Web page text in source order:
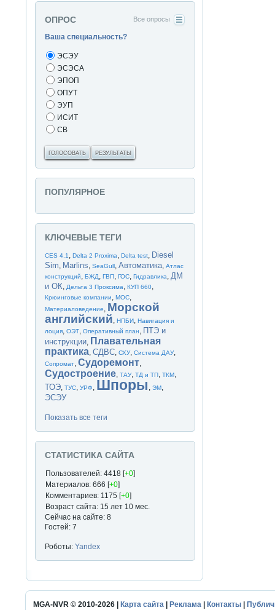
ОПРОС Все опросы
Ваша специальность?
ЭСЭУ
ЭСЭСА
ЭПОП
ОПУТ
ЭУП
ИСИТ
СВ
ГОЛОСОВАТЬ РЕЗУЛЬТАТЫ
ПОПУЛЯРНОЕ
КЛЮЧЕВЫЕ ТЕГИ
CES 4.1,Delta 2 Proxima,Delta test, Diesel
Sim, Marlins,SeaGull,Автоматика,Атлас
конструкций,БЖД,ГВП,ГОС,Гидравлика,ДМ
и ОК,Дельта 3 Проксима,КУП 660,
Крюинговые компании,МОС,
Материаловедение, Морской
английский,НПБИ,Навигация и
лоция,ОЭТ,Оперативный план, ПТЭ и
инструкции, Плавательная
практика,СДВС,СХУ,Система ДАУ,
Сопромат,Судоремонт,
Судостроение,ТАУ,ТД и ТП,ТКМ,
ТОЭ,ТУС,УРФ, Шпоры ,ЭМ,
ЭСЭУ
Показать все теги
СТАТИСТИКА САЙТА
Пользователей: 4418 [+0]
Материалов: 666 [+0]
Комментариев: 1175 [+0]
Возраст сайта: 15 лет 10 мес.
Сейчас на сайте: 8
Гостей: 7
Роботы:Yandex
MGA-NVR © 2010-2026 | Карта сайта Реклама Контакты